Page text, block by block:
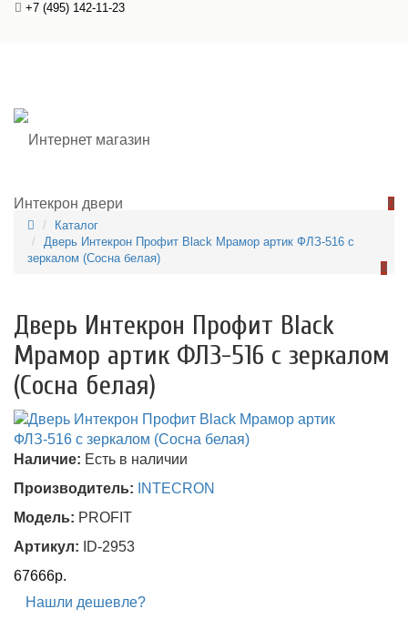
+7 (495) 142-11-23
0
0
Каталог
Дверь Интекрон Профит Black Мрамор артик ФЛЗ-516 с
зеркалом (Сосна белая)
Дверь Интекрон Профит Black
Мрамор артик ФЛЗ-516 с зеркалом
(Сосна белая)
Наличие: Есть в наличии
Производитель:
INTECRON
Модель: PROFIT
Артикул: ID-2953
67666р.
Нашли дешевле?